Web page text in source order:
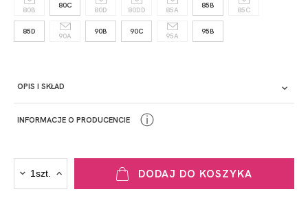
80B
80C
80D 80DD 85A
85B
85C
85D
90A
90B 90C
95A
95B
OPIS I SKŁAD
INFORMACJE O PRODUCENCIE ⓘ
DODAJ DO KOSZYKA